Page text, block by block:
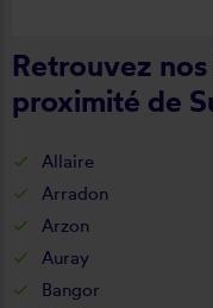
Retrouvez
proximité de
Allaire
Arradon
Arzon
Auray
Bangor